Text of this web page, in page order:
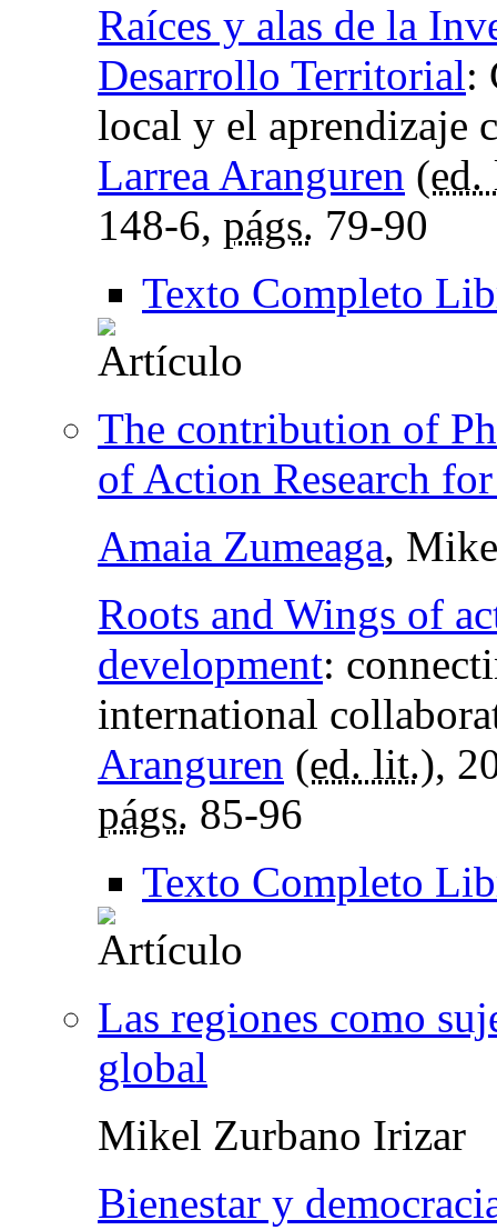
Raíces y alas de la
Desarrollo Territorial:
local y el aprendizaje
Larrea Aranguren (
148-6, págs. 79-90
Texto Completo
The contribution of
of Action Research
Amaia Zumeaga,
Roots and Wings of
development:
international
Aranguren (ed. lit.),
págs. 85-96
Texto Completo
Las regiones como
global
Mikel Zurbano Irizar
Bienestar y